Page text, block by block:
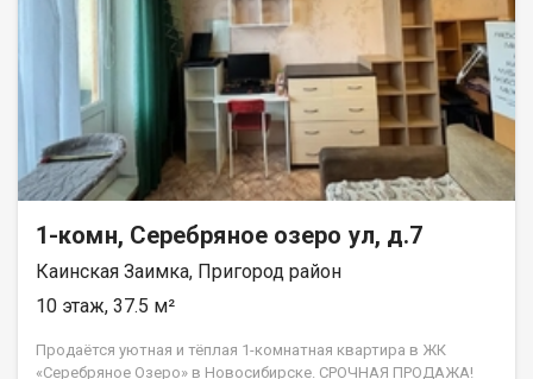
1-комн, Серебряное озеро ул, д.7
Каинская Заимка, Пригород район
10 этаж, 37.5 м²
Продаётся уютная и тёплая 1-комнатная квартира в ЖК
«Серебряное Озеро» в Новосибирске. СРОЧНАЯ ПРОДАЖА!